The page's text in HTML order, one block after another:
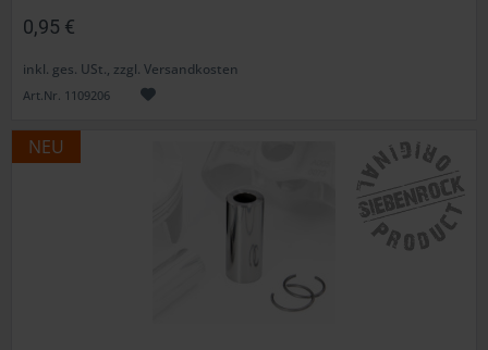
0,95 €
inkl. ges. USt., zzgl. Versandkosten
Art.Nr. 1109206
NEU